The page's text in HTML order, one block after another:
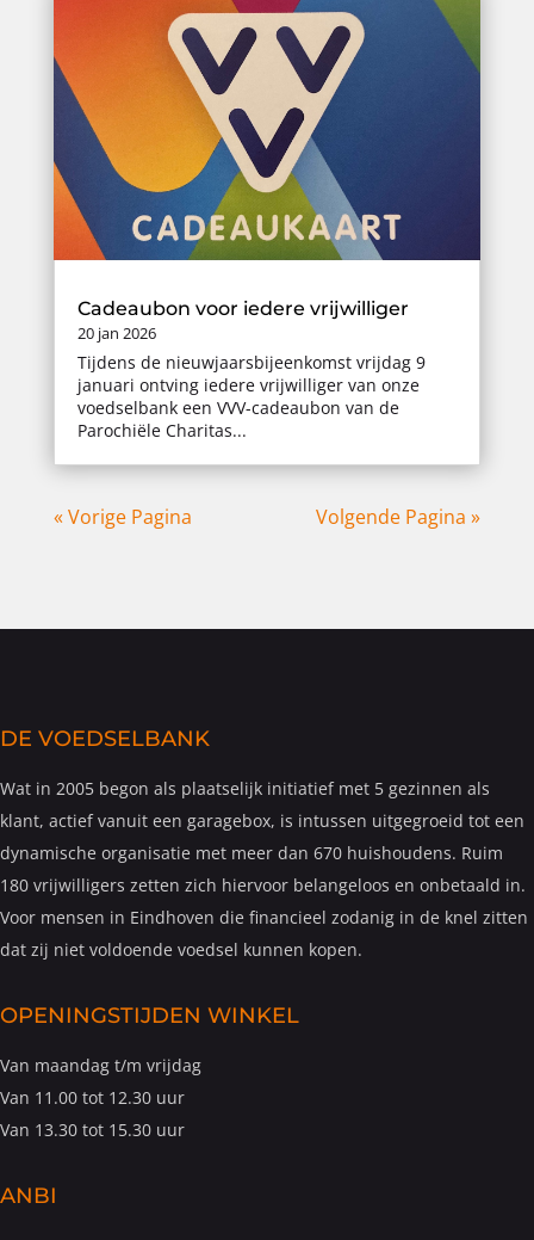
Cadeaubon voor iedere vrijwilliger
20 jan 2026
Tijdens de nieuwjaarsbijeenkomst vrijdag 9
januari ontving iedere vrijwilliger van onze
voedselbank een VVV-cadeaubon van de
Parochiële Charitas...
« Vorige Pagina Volgende Pagina »
DE VOEDSELBANK
Wat in 2005 begon als plaatselijk initiatief met 5 gezinnen als
klant, actief vanuit een garagebox, is intussen uitgegroeid tot een
dynamische organisatie met meer dan 670 huishoudens. Ruim
180 vrijwilligers zetten zich hiervoor belangeloos en onbetaald in.
Voor mensen in Eindhoven die financieel zodanig in de knel zitten
dat zij niet voldoende voedsel kunnen kopen.
OPENINGSTIJDEN WINKEL
Van maandag t/m vrijdag
Van 11.00 tot 12.30 uur
Van 13.30 tot 15.30 uur
ANBI